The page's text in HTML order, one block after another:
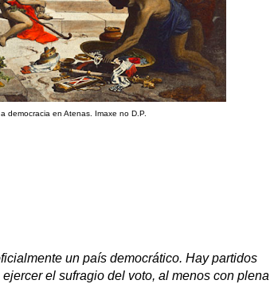
democracia en Atenas. Imaxe no D.P.
un país democrático. Hay partidos
el sufragio del voto, al menos con plena